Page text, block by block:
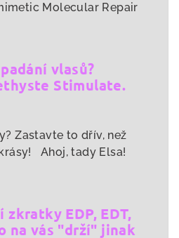
Molecular Repair
vlasů?
Stimulate.
Zastavte to dřív, než
Ahoj, tady Elsa!
zkratky EDP, EDT,
na vás "drží" jinak